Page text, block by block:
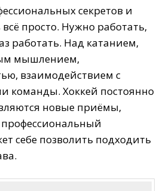
секретов и
просто. Нужно работать,
работать. Над катанием,
мышлением,
взаимодействием с
команды. Хоккей постоянно
новые приёмы,
себе позволить подходить